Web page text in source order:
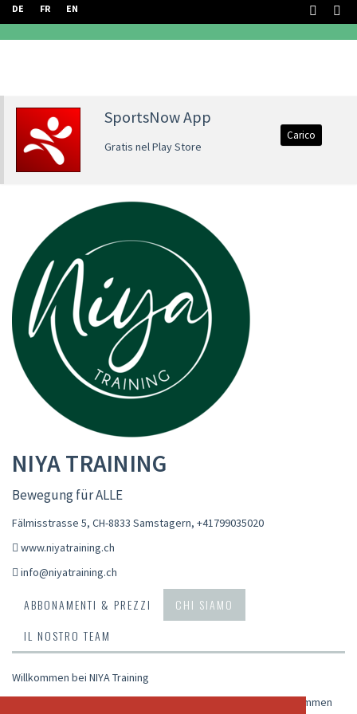
DE FR EN
SportsNow App
Gratis nel Play Store
Carico
NIYA TRAINING
Bewegung für ALLE
Fälmisstrasse 5, CH-8833 Samstagern, +41799035020
www.niyatraining.ch
info@niyatraining.ch
ABBONAMENTI & PREZZI
CHI SIAMO
IL NOSTRO TEAM
Willkommen bei NIYA Training
Bewegung für alle – ein Fitness-Ort zum Ankommen und Zusammen